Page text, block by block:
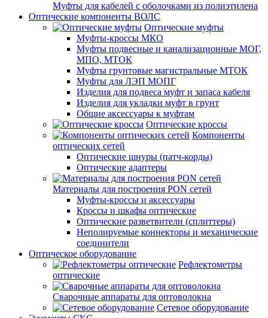
Муфты для кабелей с оболочками из полиэтилена
Оптические компоненты ВОЛС
Оптические муфты
Муфты-кроссы МКО
Муфты подвесные и канализационные МОГ,
МПО, МТОК
Муфты грунтовые магистральные МТОК
Муфты для ЛЭП МОПГ
Изделия для подвеса муфт и запаса кабеля
Изделия для укладки муфт в грунт
Общие аксессуары к муфтам
Оптические кроссы
Компоненты
оптических сетей
Оптические шнуры (патч-корды)
Оптические адаптеры
Материалы для построения PON сетей
Муфты-кроссы и аксессуары
Кроссы и шкафы оптические
Оптические разветвители (сплиттеры)
Неполируемые коннекторы и механические
соединители
Оптическое оборудование
Рефлектометры
оптические
Сварочные аппараты для оптоволокна
Сетевое оборудование